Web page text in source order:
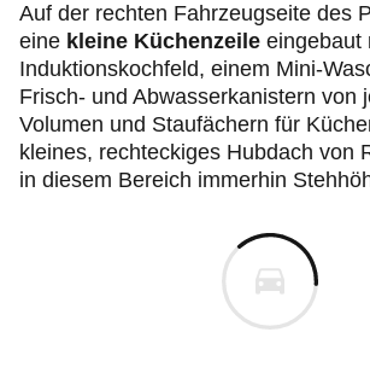
Auf der rechten Fahrzeugseite des
eine kleine Küchenzeile eingebaut
Induktionskochfeld, einem Mini-
Frisch- und Abwasserkanistern von
Volumen und Staufächern für
kleines, rechteckiges Hubdach von
in diesem Bereich immerhin